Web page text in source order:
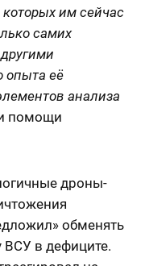
им сейчас
самих
опыта её
анализа
помощи
дроны-
обменять
в дефиците.